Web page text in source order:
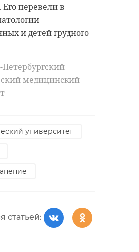
Его перевели в
и детей грудного
медицинский
университет
статьей:
Сосновый
парусному ...